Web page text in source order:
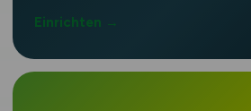
Einrichten →